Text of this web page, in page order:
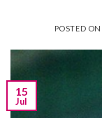
POSTED ON
15
Jul